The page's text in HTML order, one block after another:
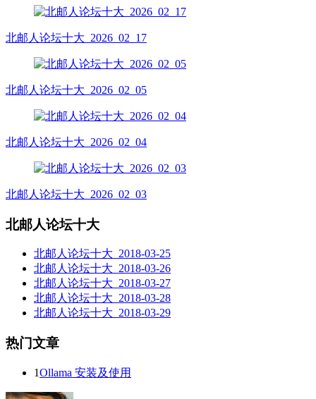
北邮人论坛十大_2026_02_17
北邮人论坛十大_2026_02_05
北邮人论坛十大_2026_02_04
北邮人论坛十大_2026_02_03
北邮人论坛十大
北邮人论坛十大_2018-03-25
北邮人论坛十大_2018-03-26
北邮人论坛十大_2018-03-27
北邮人论坛十大_2018-03-28
北邮人论坛十大_2018-03-29
热门文章
1Ollama 安装及使用